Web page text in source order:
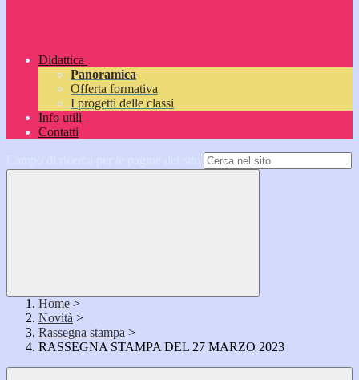
Didattica
Panoramica
Offerta formativa
I progetti delle classi
Info utili
Contatti
Home >
Novità >
Rassegna stampa >
RASSEGNA STAMPA DEL 27 MARZO 2023